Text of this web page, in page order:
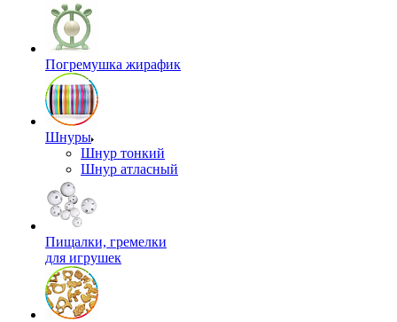
Погремушка жирафик
Шнуры
Шнур тонкий
Шнур атласный
Пищалки, гремелки
для игрушек